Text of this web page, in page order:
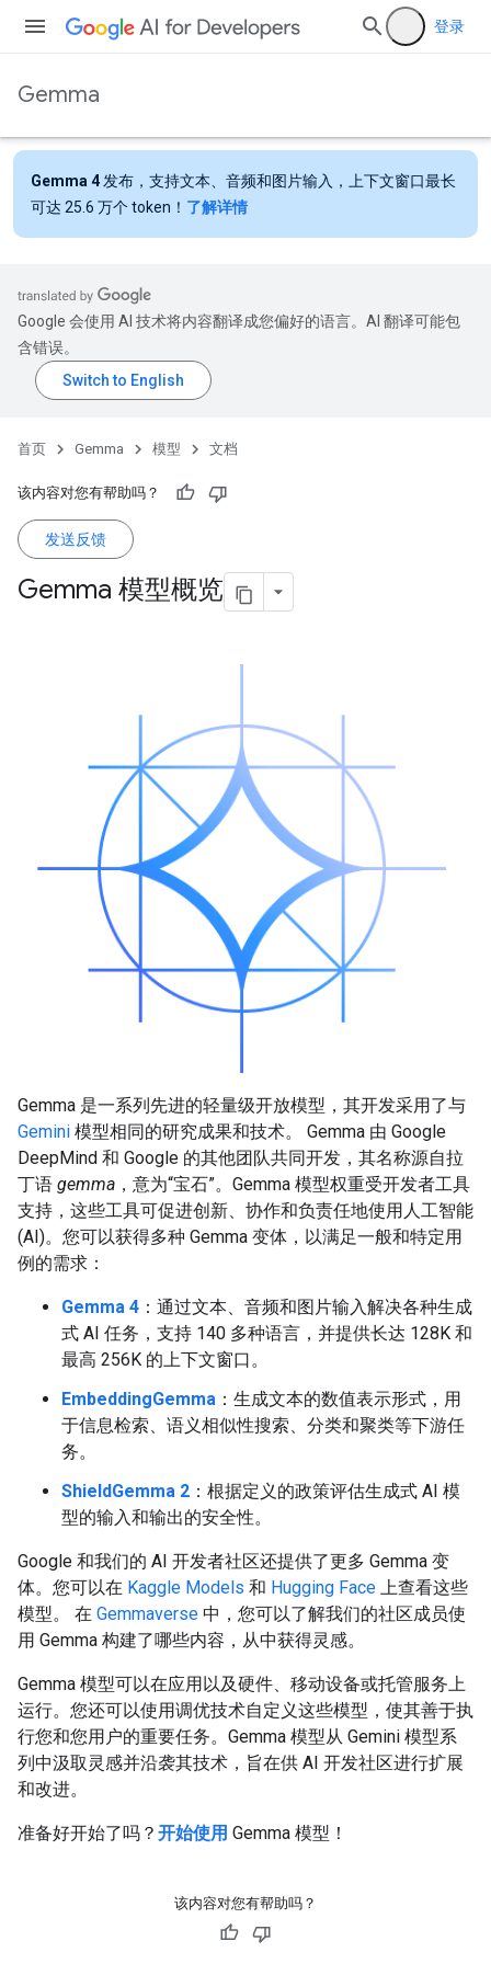
登录
Gemma
Gemma 4 发布，支持文本、音频和图片输入，上下文窗口最长
可达 25.6 万个 token！ 了解详情
Google 会使用 AI 技术将内容翻译成您偏好的语言。AI 翻译可能包
含错误。
首页 Gemma 模型 文档
该内容对您有帮助吗？
发送反馈
Gemma 模型概览
Gemma 是一系列先进的轻量级开放模型，其开发采用了与
Gemini 模型相同的研究成果和技术。 Gemma 由 Google
DeepMind 和 Google 的其他团队共同开发，其名称源自拉
丁语 gemma ，意为“宝石”。Gemma 模型权重受开发者工具
支持，这些工具可促进创新、协作和负责任地使用人工智能
(AI)。您可以获得多种 Gemma 变体，以满足一般和特定用
例的需求：
Gemma 4 ：通过文本、音频和图片输入解决各种生成
式 AI 任务，支持 140 多种语言，并提供长达 128K 和
最高 256K 的上下文窗口。
EmbeddingGemma ：生成文本的数值表示形式，用
于信息检索、语义相似性搜索、分类和聚类等下游任
务。
ShieldGemma 2 ：根据定义的政策评估生成式 AI 模
型的输入和输出的安全性。
Google 和我们的 AI 开发者社区还提供了更多 Gemma 变
体。您可以在 Kaggle Models 和 Hugging Face 上查看这些
模型。 在 Gemmaverse 中，您可以了解我们的社区成员使
用 Gemma 构建了哪些内容，从中获得灵感。
Gemma 模型可以在应用以及硬件、移动设备或托管服务上
运行。您还可以使用调优技术自定义这些模型，使其善于执
行您和您用户的重要任务。Gemma 模型从 Gemini 模型系
列中汲取灵感并沿袭其技术，旨在供 AI 开发社区进行扩展
和改进。
准备好开始了吗？ 开始使用 Gemma 模型！
该内容对您有帮助吗？